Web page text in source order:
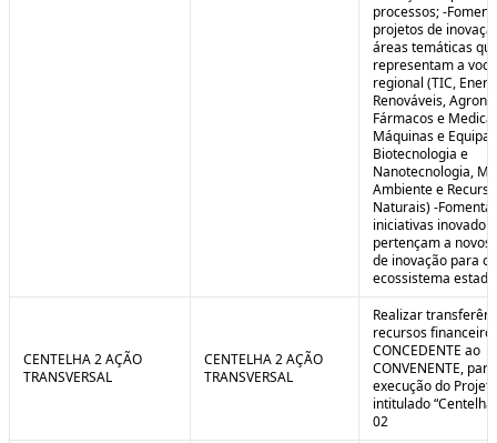
processos; -
projetos de
áreas temáticas
representam a
regional (TIC,
Renováveis,
Fármacos e
Máquinas e
Biotecnologia e
Nanotecnologia,
Ambiente e
Naturais) -Fomentar
iniciativas
pertençam a novos
de inovação para o
ecossistema
CENTELHA 2 AÇÃO
TRANSVERSAL
CENTELHA 2 AÇÃO
TRANSVERSAL
Realizar
recursos
CONCEDENTE ao
CONVENENTE,
execução do Projeto
intitulado
02